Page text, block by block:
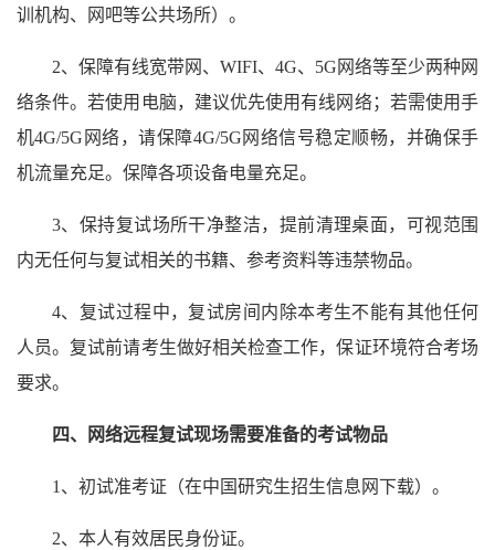
训机构、网吧等公共场所）。
2、保障有线宽带网、WIFI、4G、5G网络等至少两种网
络条件。若使用电脑，建议优先使用有线网络；若需使用手
机4G/5G网络，请保障4G/5G网络信号稳定顺畅，并确保手
机流量充足。保障各项设备电量充足。
3、保持复试场所干净整洁，提前清理桌面，可视范围
内无任何与复试相关的书籍、参考资料等违禁物品。
4、复试过程中，复试房间内除本考生不能有其他任何
人员。复试前请考生做好相关检查工作，保证环境符合考场
要求。
四、网络远程复试现场需要准备的考试物品
1、初试准考证（在中国研究生招生信息网下载）。
2、本人有效居民身份证。